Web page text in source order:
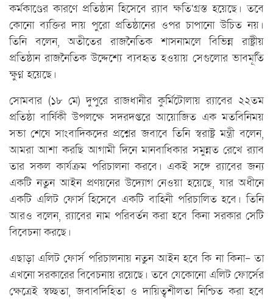
কর্মকাণ্ডের কারণে প্রতিষ্ঠান হিসেবে র‍্যাব ক্ষতি'গ্রস্ত হয়েছে। তবে
কোনো ব্যক্তির দায় পুরো প্রতিষ্ঠানের ওপর চাপানো উচিত নয়।
তিনি বলেন, অতীতের রাজনৈতিক শাসনামলে বিভিন্ন রাষ্ট্রীয়
প্রতিষ্ঠান রাজনৈতিক উদ্দেশ্যে ব্যবহৃত হওয়ায় সেগুলোর ভাবমূর্তি
ক্ষুণ্ন হয়েছে।
সোমবার (১৮ মে) দুপুরে রাজধানীর কুর্মিটোলায় র‍্যাবের ২২তম
প্রতিষ্ঠা বার্ষিকী উপলক্ষে সদরদপ্তরে আয়োজিত এক মতবিনিময়
সভা শেষে সাংবাদিকদের প্রশ্নের জবাবে তিনি স্বরাষ্ট্র মন্ত্রী বলেন,
আমরা আশা করছি আগামী দিনে মানবাধিকার সমুন্নত রেখে র‍্যাব
তার সকল কার্যক্রম পরিচালনা করবে। একই সঙ্গে র‍্যাবের জন্য
একটি নতুন আইন প্রণয়নের উদ্যোগ নেওয়া হয়েছে, যার অধীনে
একটি এলিট ফোর্স হিসেবে একটি বাহিনী পরিচালিত হবে। তিনি
আরও বলেন, র‍্যাবের নাম পরিবর্তন করা হবে কিনা সরকার সেটি
বিবেচনা করছে।
এছাড়া এলিট ফোর্স পরিচালনায় নতুন আইন হবে কি না কিনা- তা
এখনো সরকারের বিবেচনায় রয়েছে। তবে যেকোনো এলিট ফোর্সের
ক্ষেত্রেই স্বচ্ছতা, জবাবদিহিতা ও দায়িত্বশীলতা নিশ্চিত করা হবে